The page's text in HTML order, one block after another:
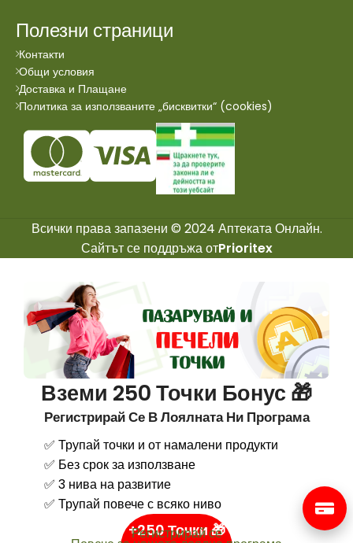
Полезни страници
Контакти
Общи условия
Доставка и Плащане
Политика за използваните „бисквитки“ (cookies)
Всички права запазени © 2024 Аптеката Онлайн.
Сайтът се поддръжа отPrioritex
Вземи 250 Точки Бонус 🎁
Регистрирай Се В Лоялната Ни Програма
✅ Трупай точки и от намалени продукти
✅ Без срок за използване
✅ 3 нива на развитие
✅ Трупай повече с всяко ниво
+250 Точки 🎁
Регистрирай се